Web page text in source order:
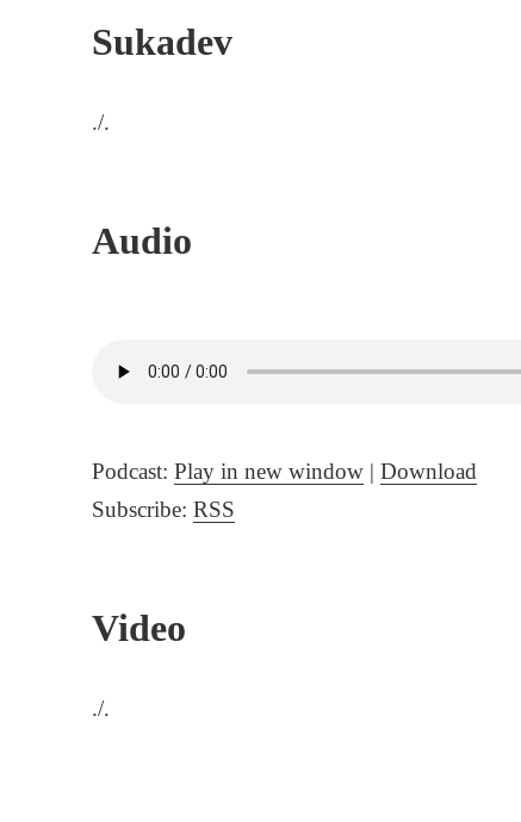
Sukadev
./.
Audio
Podcast:Play in new window |Download
Subscribe:RSS
Video
./.